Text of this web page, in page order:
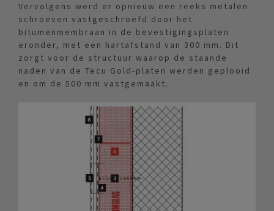
Vervolgens werd er opnieuw een reeks metalen
schroeven vastgeschroefd door het
bitumenmembraan in de bevestigingsplaten
eronder, met een hartafstand van 300 mm. Dit
zorgt voor de structuur waarop de staande
naden van de Tecu Gold-platen werden geplooid
en om de 500 mm vastgemaakt.